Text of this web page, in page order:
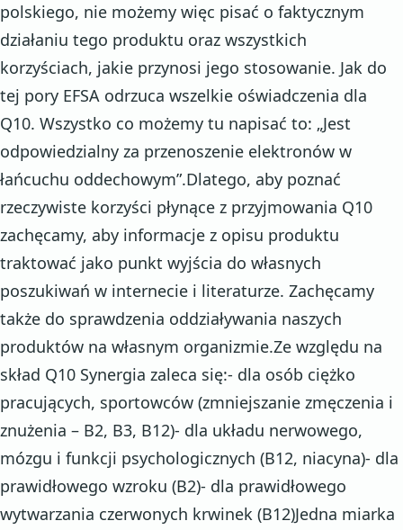
polskiego, nie możemy więc pisać o faktycznym
działaniu tego produktu oraz wszystkich
korzyściach, jakie przynosi jego stosowanie. Jak do
tej pory EFSA odrzuca wszelkie oświadczenia dla
Q10. Wszystko co możemy tu napisać to: „Jest
odpowiedzialny za przenoszenie elektronów w
łańcuchu oddechowym”.Dlatego, aby poznać
rzeczywiste korzyści płynące z przyjmowania Q10
zachęcamy, aby informacje z opisu produktu
traktować jako punkt wyjścia do własnych
poszukiwań w internecie i literaturze. Zachęcamy
także do sprawdzenia oddziaływania naszych
produktów na własnym organizmie.Ze względu na
skład Q10 Synergia zaleca się:- dla osób ciężko
pracujących, sportowców (zmniejszanie zmęczenia i
znużenia – B2, B3, B12)- dla układu nerwowego,
mózgu i funkcji psychologicznych (B12, niacyna)- dla
prawidłowego wzroku (B2)- dla prawidłowego
wytwarzania czerwonych krwinek (B12)Jedna miarka